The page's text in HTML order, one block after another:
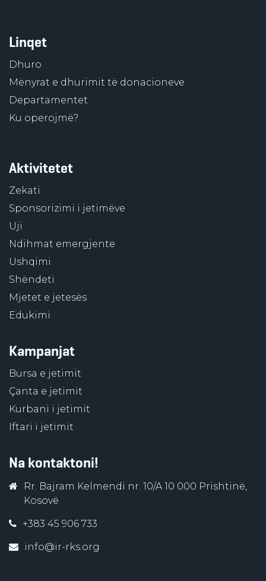
Linqet
Dhuro
Mënyrat e dhurimit të donacioneve
Departamentet
Ku operojmë?
Aktivitetet
Zekati
Sponsorizimi i jetimëve
Uji
Ndihmat emergjente
Ushqimi
Shëndeti
Mjetet e jetesës
Edukimi
Kampanjat
Bursa e jetimit
Çanta e jetimit
Kurbani i jetimit
Iftari i jetimit
Na kontaktoni!
Rr. Bajram Kelmendi nr. 10/A 10 000 Prishtinë,
Kosovë
+383 45 906 733
info@ir-rks.org